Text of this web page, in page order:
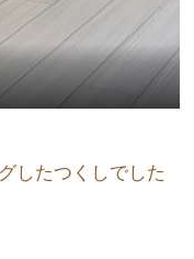
したつくしでした